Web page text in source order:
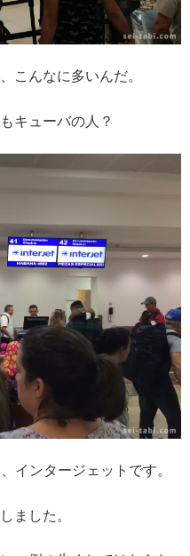
こんなに多いんだ。
キューバの人？
インタージェットです。
ました。